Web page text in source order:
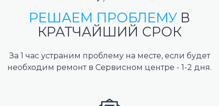
РЕШАЕМ ПРОБЛЕМУ В
КРАТЧАЙШИЙ СРОК
За 1 час устраним проблему на месте, если будет
необходим ремонт в Сервисном центре - 1-2 дня.